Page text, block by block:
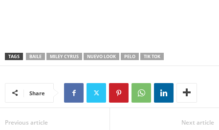
TAGS BAILE MILEY CYRUS NUEVO LOOK PELO TIK TOK
Share
Previous article Next article